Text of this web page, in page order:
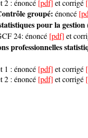
2 : énoncé [pdf] et corrigé
groupé: énoncé
pour la gestion
24: énoncé [pdf] et
professionnelles
1 : énoncé [pdf] et corrigé
2 : énoncé [pdf] et corrigé